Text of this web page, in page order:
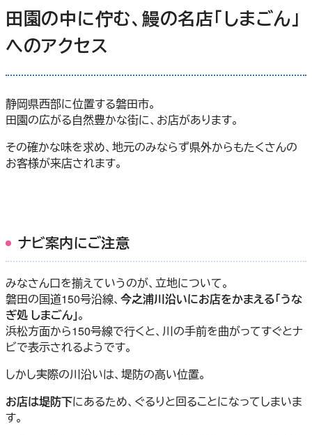
田園の中に佇む、鰻の名店「しまごん」
へのアクセス
静岡県西部に位置する磐田市。
田園の広がる自然豊かな街に、お店があります。
その確かな味を求め、地元のみならず県外からもたくさんの
お客様が来店されます。
ナビ案内にご注意
みなさん口を揃えていうのが、立地について。
磐田の国道150号沿線、 今之浦川沿いにお店をかまえる「うな
ぎ処 しまごん」。
浜松方面から150号線で行くと、川の手前を曲がってすぐとナ
ビで表示されるようです。
しかし実際の川沿いは、堤防の高い位置。
お店は堤防下にあるため、ぐるりと回ることになってしまいま
す。